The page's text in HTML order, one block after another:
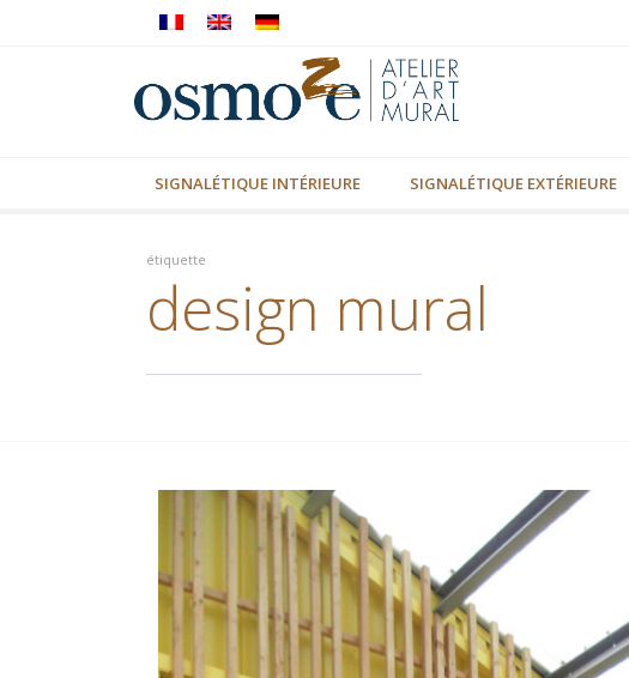
SIGNALÉTIQUE INTÉRIEURE SIGNALÉTIQUE EXTÉRIEURE
étiquette
design mural